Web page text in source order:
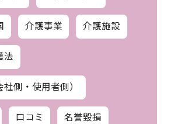
介護事業 介護施設
法
側・使用者側）
口コミ 名誉毀損